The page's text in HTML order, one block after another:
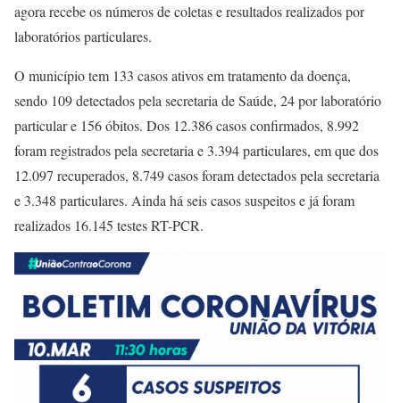
agora recebe os números de coletas e resultados realizados por
laboratórios particulares.
O município tem 133 casos ativos em tratamento da doença,
sendo 109 detectados pela secretaria de Saúde, 24 por laboratório
particular e 156 óbitos. Dos 12.386 casos confirmados, 8.992
foram registrados pela secretaria e 3.394 particulares, em que dos
12.097 recuperados, 8.749 casos foram detectados pela secretaria
e 3.348 particulares. Ainda há seis casos suspeitos e já foram
realizados 16.145 testes RT-PCR.